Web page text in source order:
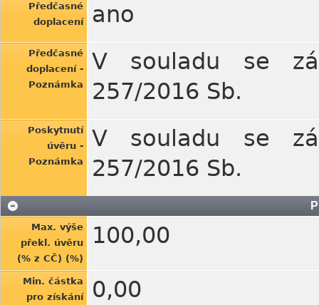
Předčasné
doplacení
ano
Předčasné
doplacení -
Poznámka
V souladu se
257/2016 Sb.
Poskytnutí
úvěru -
Poznámka
V souladu se
257/2016 Sb.
Max. výše
překl. úvěru
(% z CČ) (%)
100,00
Min. částka
pro získání
0,00